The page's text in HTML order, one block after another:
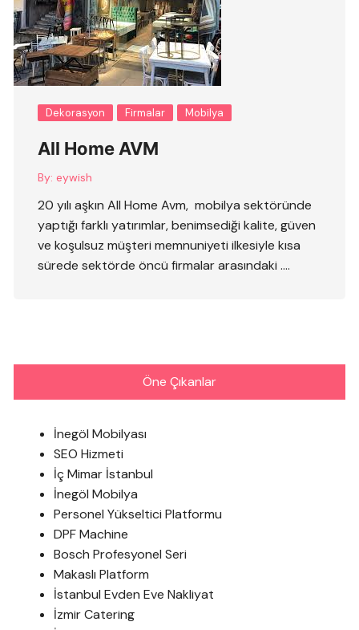
Dekorasyon Firmalar Mobilya
All Home AVM
By: eywish
20 yılı aşkın All Home Avm, mobilya sektöründe
yaptığı farklı yatırımlar, benimsediği kalite, güven
ve koşulsuz müşteri memnuniyeti ilkesiyle kısa
sürede sektörde öncü firmalar arasındaki ….
Öne Çıkanlar
İnegöl Mobilyası
SEO Hizmeti
İç Mimar İstanbul
İnegöl Mobilya
Personel Yükseltici Platformu
DPF Machine
Bosch Profesyonel Seri
Makaslı Platform
İstanbul Evden Eve Nakliyat
İzmir Catering